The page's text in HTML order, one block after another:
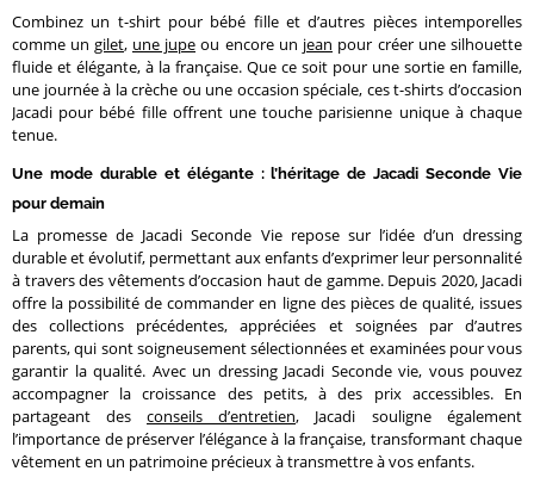
Combinez un t-shirt pour bébé fille et d’autres pièces intemporelles
comme un gilet, une jupe ou encore un jean pour créer une silhouette
fluide et élégante, à la française. Que ce soit pour une sortie en famille,
une journée à la crèche ou une occasion spéciale, ces t-shirts d’occasion
Jacadi pour bébé fille offrent une touche parisienne unique à chaque
tenue.
Une mode durable et élégante : l’héritage de Jacadi Seconde Vie
pour demain
La promesse de Jacadi Seconde Vie repose sur l’idée d’un dressing
durable et évolutif, permettant aux enfants d’exprimer leur personnalité
à travers des vêtements d’occasion haut de gamme. Depuis 2020, Jacadi
offre la possibilité de commander en ligne des pièces de qualité, issues
des collections précédentes, appréciées et soignées par d’autres
parents, qui sont soigneusement sélectionnées et examinées pour vous
garantir la qualité. Avec un dressing Jacadi Seconde vie, vous pouvez
accompagner la croissance des petits, à des prix accessibles. En
partageant des conseils d’entretien, Jacadi souligne également
l’importance de préserver l’élégance à la française, transformant chaque
vêtement en un patrimoine précieux à transmettre à vos enfants.